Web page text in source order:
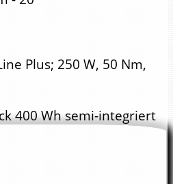
Plus; 250 W, 50 Nm,
400 Wh semi-integriert